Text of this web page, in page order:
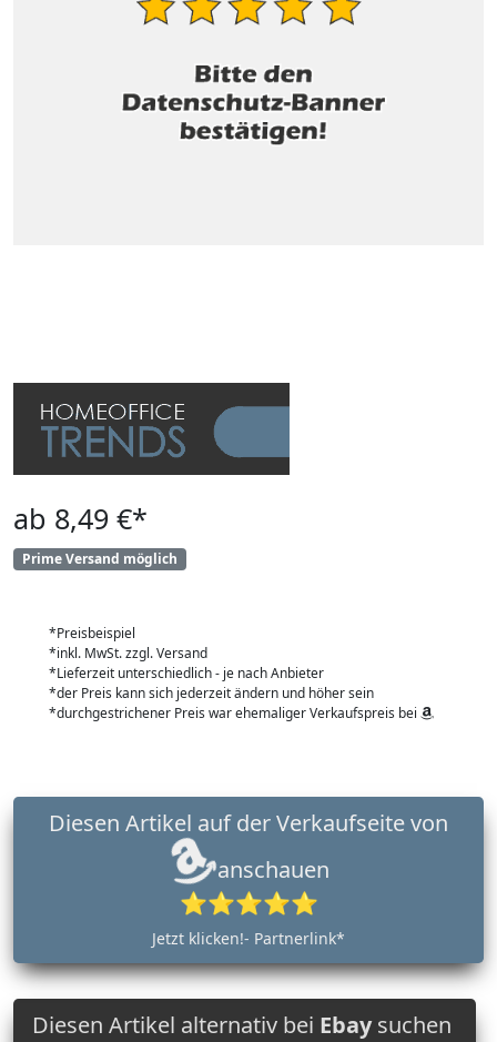
ab 8,49 €*
Prime Versand möglich
*Preisbeispiel
*inkl. MwSt. zzgl. Versand
*Lieferzeit unterschiedlich - je nach Anbieter
*der Preis kann sich jederzeit ändern und höher sein
*durchgestrichener Preis war ehemaliger Verkaufspreis bei
anschauen
⭐⭐⭐⭐⭐
Jetzt klicken!- Partnerlink*
Diesen Artikel alternativ bei Ebaysuchen